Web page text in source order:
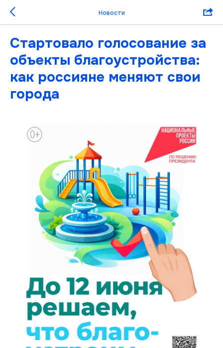
Новости
Стартовало голосование за
объекты благоустройства:
как россияне меняют свои
города